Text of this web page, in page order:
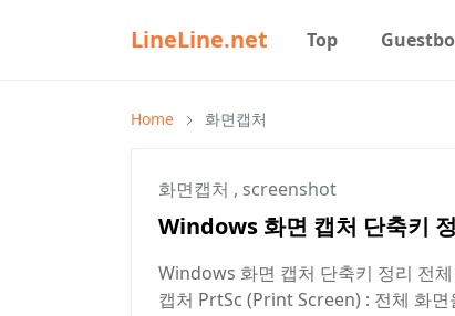
LineLine.net Top
Home 화면캡처
화면캡처 , screenshot
Windows 화면 캡처 단축키
Windows 화면 캡처 단축키 정리 전체
캡처 PrtSc (Print Screen) : 전체 화면